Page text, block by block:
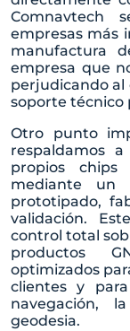
Comnavtech
empresas más
manufactura
empresa que
perjudicando al
soporte técnico
Otro punto
respaldamos
propios chips
mediante un
prototipado,
validación.
control total
productos
optimizados
clientes y
navegación,
geodesia.